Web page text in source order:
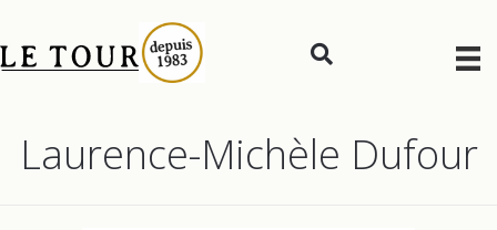
Laurence-Michèle Dufour